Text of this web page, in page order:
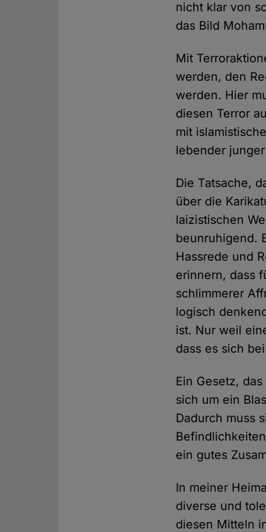
nicht klar von
das Bild
Mit
werden, den
werden. Hier
diesen Terror
mit
lebender
Die Tatsache,
über die
laizistischen
beunruhigend.
Hassrede und
erinnern, dass
schlimmerer
logisch
ist. Nur weil
dass es sich
Ein Gesetz,
sich um ein
Dadurch muss
ein gutes
In meiner
diverse und
diesen Mitteln